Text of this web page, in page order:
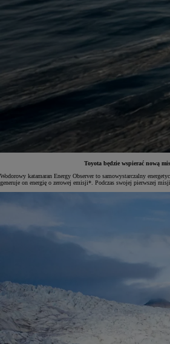
RÓWNIEŻ ELECTRIC
Toyota będzie wspierać nową
Wodorowy katamaran Energy Observer to samowystarczalny
generuje on energię o zerowej emisji*. Podczas swojej pierwszej